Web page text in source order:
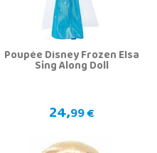
Poupée Disney Frozen Elsa
Sing Along Doll
24,99 €